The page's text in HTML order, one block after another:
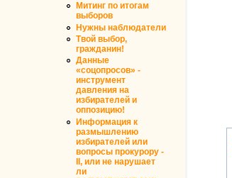
Митинг по итогам
выборов
Нужны наблюдатели
Твой выбор,
гражданин!
Данные
«соцопросов» -
инструмент
давления на
избирателей и
оппозицию!
Информация к
размышлению
избирателей или
вопросы прокурору -
II, или не нарушает
ли